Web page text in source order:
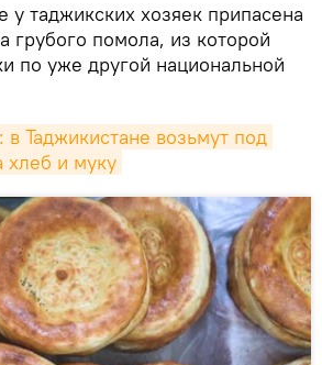
у таджикских хозяек припасена
грубого помола, из которой
по уже другой национальной
Таджикистане возьмут под
хлеб и муку